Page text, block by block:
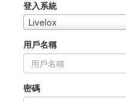
登入系統
Livelox
用戶名稱
密碼